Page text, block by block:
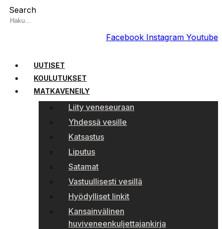
Search
Facebook Instagram Youtube
UUTISET
KOULUTUKSET
MATKAVENEILY
Liity veneseuraan
Yhdessä vesille
Katsastus
Liputus
Satamat
Vastuullisesti vesillä
Hyödylliset linkit
Kansainvälinen
huviveneenkuljettajankirja